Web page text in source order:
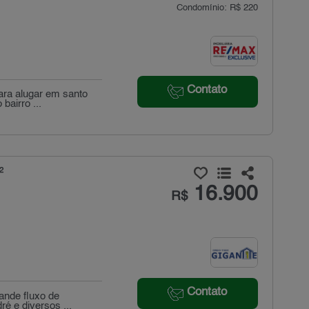
Condomínio: R$ 220
Contato
alugar em santo
bairro ...
R$16.900
Contato
fluxo de
e diversos ...